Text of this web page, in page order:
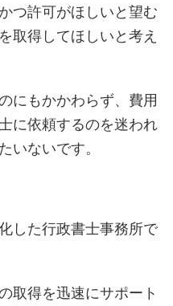
つ許可がほしいと望む
取得してほしいと考え
にもかかわらず、費用
に依頼するのを迷われ
いないです。
した行政書士事務所で
取得を迅速にサポート